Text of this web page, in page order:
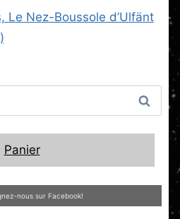
Le Nez-Boussole d’Ulfänt
Panier
nous sur Facebook!